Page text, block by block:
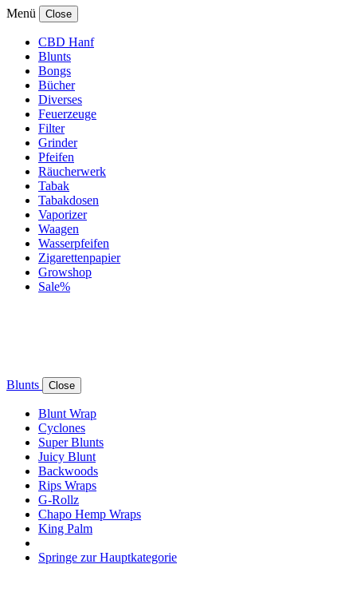
Menü Close
CBD Hanf
Blunts
Bongs
Bücher
Diverses
Feuerzeuge
Filter
Grinder
Pfeifen
Räucherwerk
Tabak
Tabakdosen
Vaporizer
Waagen
Wasserpfeifen
Zigarettenpapier
Growshop
Sale%
Blunts Close
Blunt Wrap
Cyclones
Super Blunts
Juicy Blunt
Backwoods
Rips Wraps
G-Rollz
Chapo Hemp Wraps
King Palm
Springe zur Hauptkategorie